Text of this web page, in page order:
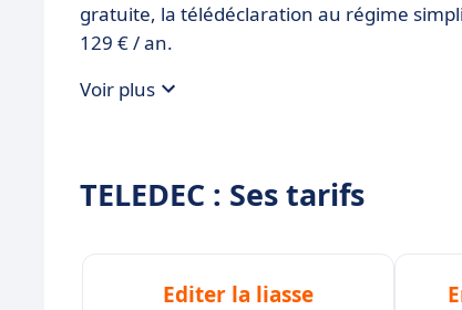
gratuite, la télédéclaration au régime
129 € / an.
Voir plus
TELEDEC : Ses tarifs
Editer la liasse